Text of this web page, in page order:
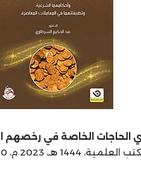
الحاجات الخاصة في رخصهم
م، 240 ص (أصله رسالة جامعية).